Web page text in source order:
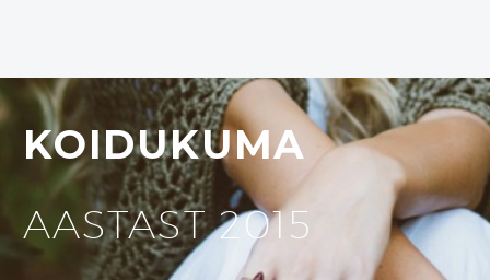
KOIDUKUMA
AASTAST 2015